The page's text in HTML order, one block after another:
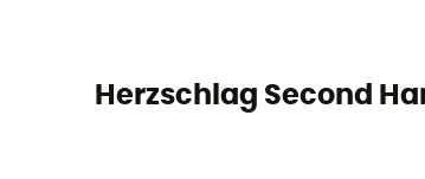
Herzschlag Second